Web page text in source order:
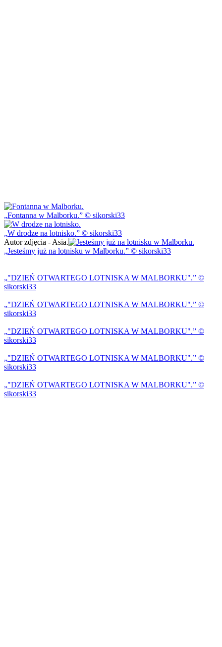
Fontanna w Malborku. © sikorski33
W drodze na lotnisko.
© sikorski33
Autor zdjęcia - Asia.
Jesteśmy już na lotnisku w Malborku.
© sikorski33
"DZIEŃ OTWARTEGO LOTNISKA W MALBORKU".
©
sikorski33
"DZIEŃ OTWARTEGO LOTNISKA W MALBORKU".
©
sikorski33
"DZIEŃ OTWARTEGO LOTNISKA W MALBORKU".
©
sikorski33
"DZIEŃ OTWARTEGO LOTNISKA W MALBORKU".
©
sikorski33
"DZIEŃ OTWARTEGO LOTNISKA W MALBORKU".
©
sikorski33